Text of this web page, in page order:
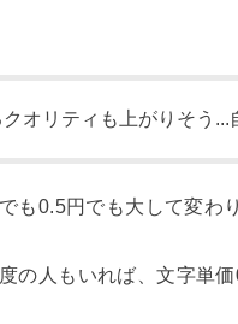
オリティも上がりそう...
も0.5円でも大して変わ
の人もいれば、文字単